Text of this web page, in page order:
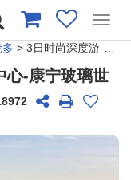
多 > 3日时尚深度游-纽约曼哈顿市中心-康宁玻璃世界（多伦多出发）
心-康宁玻璃世